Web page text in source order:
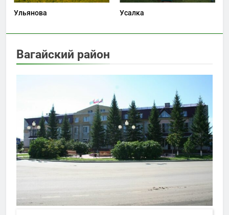
Вагайский район
Ульянова Усалка